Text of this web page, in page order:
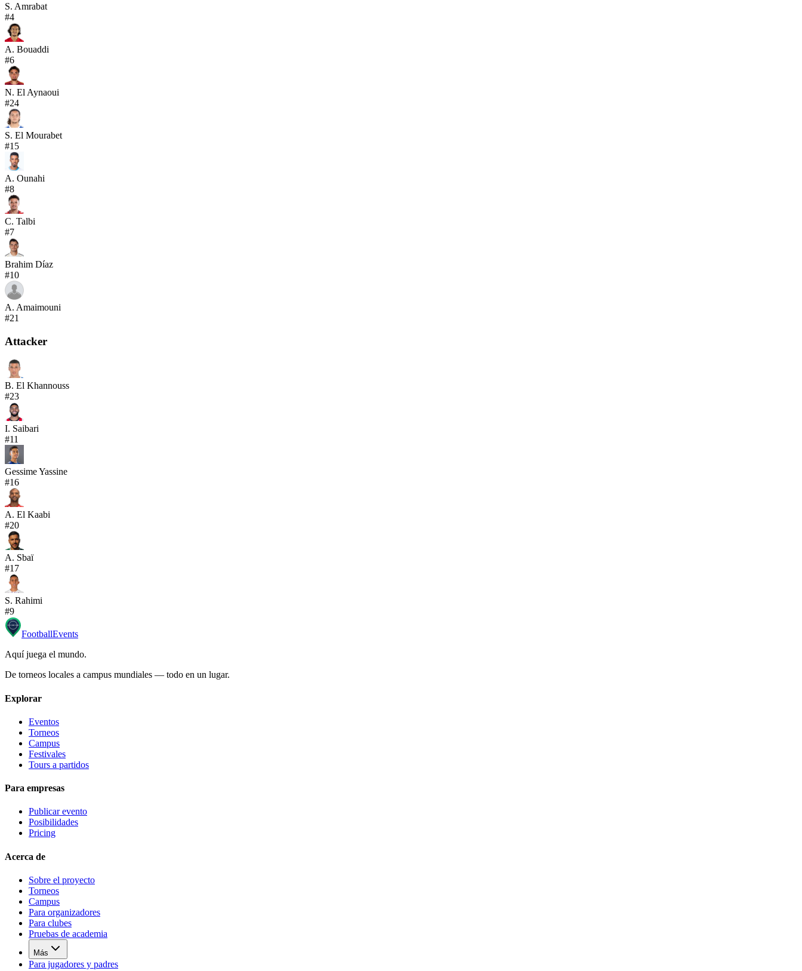
S. Amrabat
#4
A. Bouaddi
#6
N. El Aynaoui
#24
S. El Mourabet
#15
A. Ounahi
#8
C. Talbi
#7
Brahim Díaz
#10
A. Amaimouni
#21
Attacker
B. El Khannouss
#23
I. Saibari
#11
Gessime Yassine
#16
A. El Kaabi
#20
A. Sbaï
#17
S. Rahimi
#9
FootballEvents
Aquí juega el mundo.
De torneos locales a campus mundiales — todo en un lugar.
Explorar
Eventos
Torneos
Campus
Festivales
Tours a partidos
Para empresas
Publicar evento
Posibilidades
Pricing
Acerca de
Sobre el proyecto
Torneos
Campus
Para organizadores
Para clubes
Pruebas de academia
Más
Para jugadores y padres